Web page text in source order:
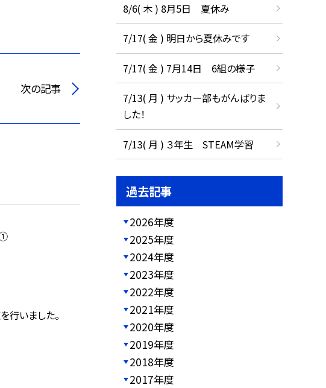
次の記事
行いました。
8/6( 木 ) 8月5日 夏休み
7/17( 金 ) 明日から夏休みです
7/17( 金 ) 7月14日 6組の様子
7/13( 月 ) サッカー部もがんばりま
した！
7/13( 月 ) ３年生 STEAM学習
過去記事
2026年度
2025年度
2024年度
2023年度
2022年度
2021年度
2020年度
2019年度
2018年度
2017年度